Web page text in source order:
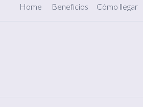
Home Beneficios Cómo llegar